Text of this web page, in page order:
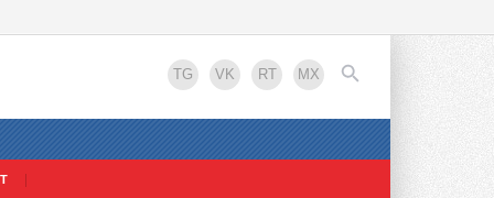
TG VK RT MX